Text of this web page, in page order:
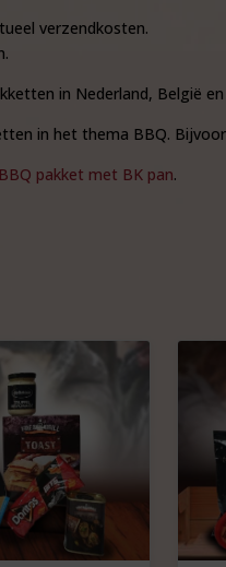
verzendkosten.
in Nederland, België
in het thema BBQ.
pakket met BK pan.